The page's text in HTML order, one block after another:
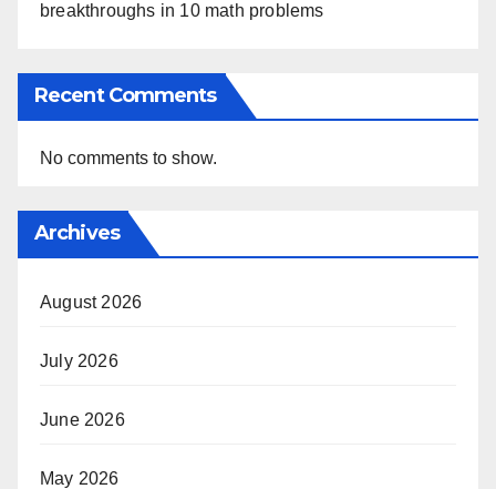
breakthroughs in 10 math problems
Recent Comments
No comments to show.
Archives
August 2026
July 2026
June 2026
May 2026